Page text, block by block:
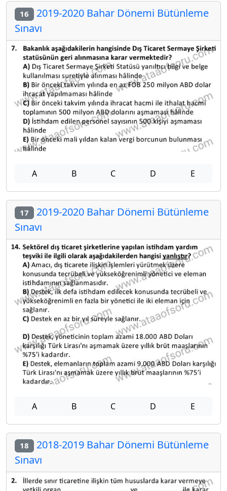
16 2019-2020 Bahar Dönemi Bütünleme
Sınavı
A B C D E
17 2019-2020 Bahar Dönemi Bütünleme
Sınavı
A B C D E
18 2018-2019 Bahar Dönemi Bütünleme
Sınavı